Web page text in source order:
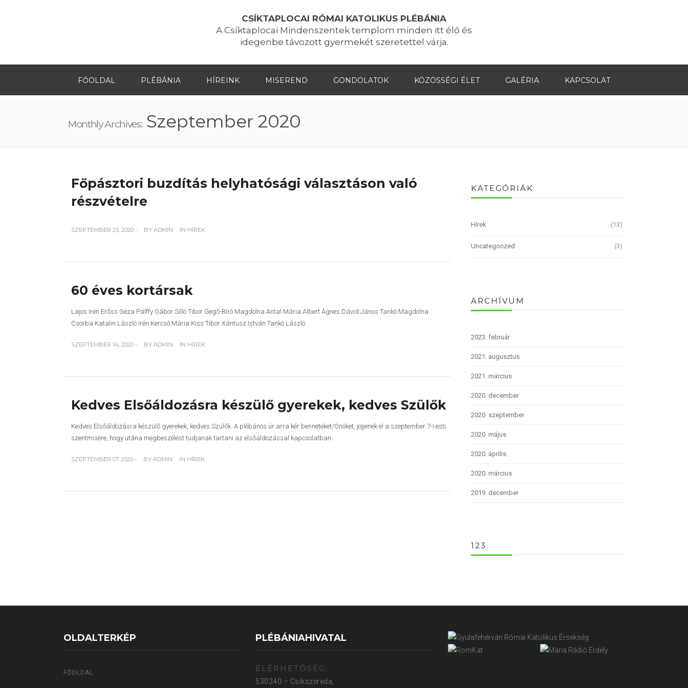
CSÍKTAPLOCAI RÓMAI KATOLIKUS PLÉBÁNIA
A Csíktaplocai Mindenszentek templom minden itt élő és
idegenbe távozott gyermekét szeretettel várja.
FŐOLDAL PLÉBÁNIA HÍREINK MISEREND GONDOLATOK KÖZÖSSÉGI ÉLET GALÉRIA KAPCSOLAT
Monthly Archives:Szeptember 2020
Főpásztori buzdítás helyhatósági választáson való
részvételre
SZEPTEMBER 25, 2020 - BY ADMIN IN HÍREK
60 éves kortársak
Lajos Irén Erőss Géza Pálffy Gábor Silló Tibor Gegő-Bíró Magdolna Antal Mária Albert Ágnes Dávid János Tankó Magdolna
Csorba Katalin László Irén Kercsó Mária Kiss Tibor Xántusz István Tankó László
SZEPTEMBER 14, 2020 - BY ADMIN IN HÍREK
Kedves Elsőáldozásra készülő gyerekek, kedves Szülők
Kedves Elsőáldozásra készülő gyerekek, kedves Szülők. A plébános úr arra kér benneteket/Önöket, jöjjenek el a szeptember 7-i esti
szentmisére, hogy utána megbeszélést tudjanak tartani az elsőáldozással kapcsolatban.
SZEPTEMBER 07, 2020 - BY ADMIN IN HÍREK
KATEGÓRIÁK
Hírek (13)
Uncategorized (3)
ARCHÍVUM
2023. február
2021. augusztus
2021. március
2020. december
2020. szeptember
2020. május
2020. április
2020. március
2019. december
123
OLDALTERKÉP
FŐOLDAL
PLÉBÁNIAHIVATAL
ELÉRHETŐSÉG:
530240 – Csíkszereda,